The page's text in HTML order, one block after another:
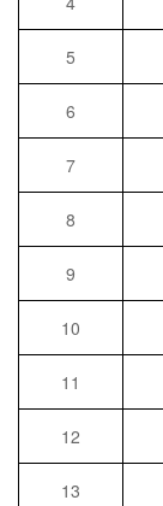
5
6
7
8
9
10
11
12
13